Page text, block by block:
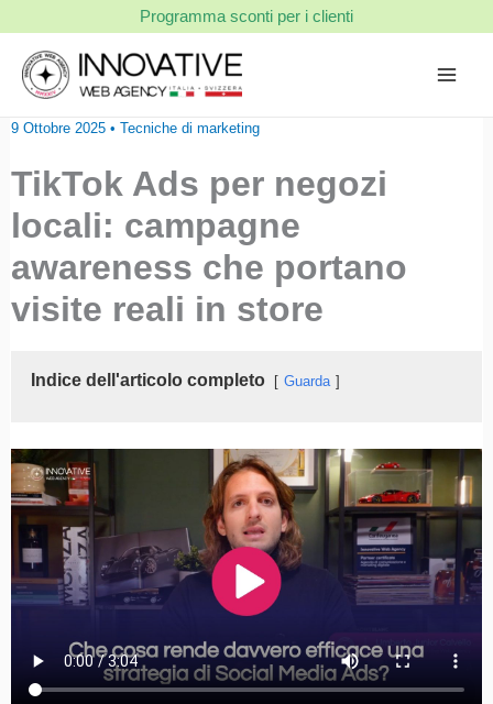
contenuto
Programma sconti per i clienti
9 Ottobre 2025 • Tecniche di marketing
TikTok Ads per negozi
locali: campagne
awareness che portano
visite reali in store
Indice dell'articolo completo Guarda